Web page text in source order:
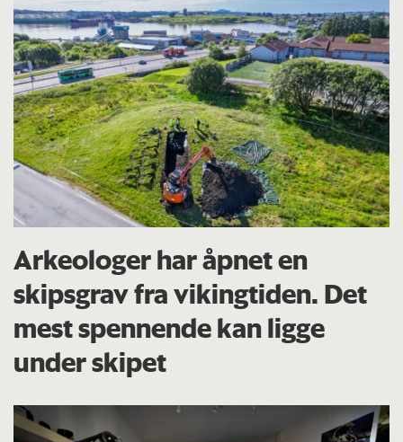
Arkeologer har åpnet en
skipsgrav fra vikingtiden. Det
mest spennende kan ligge
under skipet